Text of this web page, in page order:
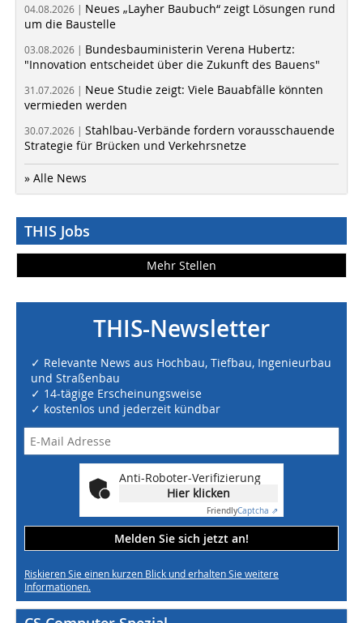
04.08.2026 | Neues „Layher Baubuch“ zeigt Lösungen rund
um die Baustelle
03.08.2026 | Bundesbauministerin Verena Hubertz:
"Innovation entscheidet über die Zukunft des Bauens"
31.07.2026 | Neue Studie zeigt: Viele Bauabfälle könnten
vermieden werden
30.07.2026 | Stahlbau-Verbände fordern vorausschauende
Strategie für Brücken und Verkehrsnetze
» Alle News
THIS Jobs
Mehr Stellen
THIS-Newsletter
✓ Relevante News aus Hochbau, Tiefbau, Ingenieurbau
und Straßenbau
✓ 14-tägige Erscheinungsweise
✓ kostenlos und jederzeit kündbar
Anti-Roboter-Verifizierung
Hier klicken
FriendlyCaptcha ⇗
Melden Sie sich jetzt an!
Riskieren Sie einen kurzen Blick und erhalten Sie weitere
Informationen.